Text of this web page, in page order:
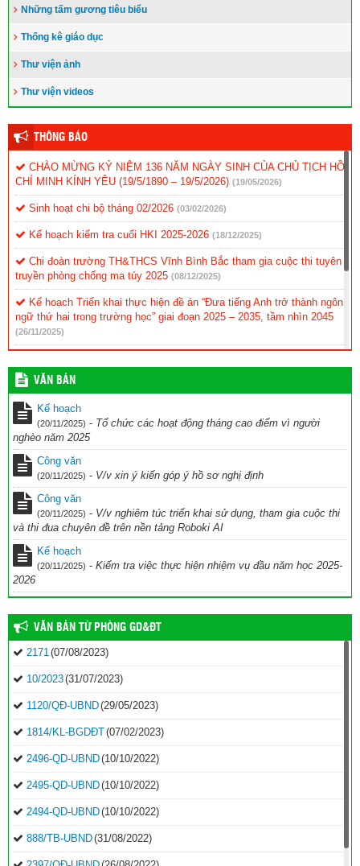
Những tấm gương tiêu biểu
Thống kê giáo dục
Thư viện ảnh
Thư viện videos
THÔNG BÁO
CHÀO MỪNG KỶ NIỆM 136 NĂM NGÀY SINH CỦA CHỦ TỊCH HỒ
CHÍ MINH KÍNH YÊU (19/5/1890 – 19/5/2026) (19/05/2026)
Sinh hoạt chi bộ tháng 02/2026 (03/02/2026)
Kế hoạch kiểm tra cuối HKI 2025-2026 (18/12/2025)
Chi đoàn trường TH&THCS Vĩnh Bình Bắc tham gia cuộc thi tuyên
truyền phòng chống ma túy 2025 (08/12/2025)
Kế hoạch Triển khai thực hiện đề án “Đưa tiếng Anh trở thành ngôn
ngữ thứ hai trong trường học” giai đoạn 2025 – 2035, tầm nhìn 2045
(26/11/2025)
dạy chào mừng Kỷ niệm 43 năm ngày nhà giáo Việt Nam (20/11/1982
– 20/11/2025) năm học 2025-2026
kế hoạch Thi đua chuyên đề ” Đẩy nhanh chuyển đổi số và UDCN
AI trên nền tảng ROBOKI (20/10/2025)
Kế hoạch hoạt động CLB TDTD 2025-2026
VĂN BẢN
Kế hoạch
(20/11/2025) - Tổ chức các hoạt động tháng cao điểm vì người
nghèo năm 2025
Công văn
(20/11/2025) - V/v xin ý kiến góp ý hồ sơ nghị định
Công văn
(20/11/2025) - V/v nghiêm túc triển khai sử dụng, tham gia cuộc thi
và thi đua chuyên đề trên nền tảng Roboki AI
Kế hoạch
(20/11/2025) - Kiểm tra việc thực hiện nhiệm vụ đầu năm học 2025-
2026
VĂN BẢN TỪ PHÒNG GD&ĐT
2171(07/08/2023)
10/2023(31/07/2023)
1120/QĐ-UBND(29/05/2023)
1814/KL-BGDĐT(07/02/2023)
2496-QD-UBND(10/10/2022)
2495-QD-UBND(10/10/2022)
2494-QD-UBND(10/10/2022)
888/TB-UBND(31/08/2022)